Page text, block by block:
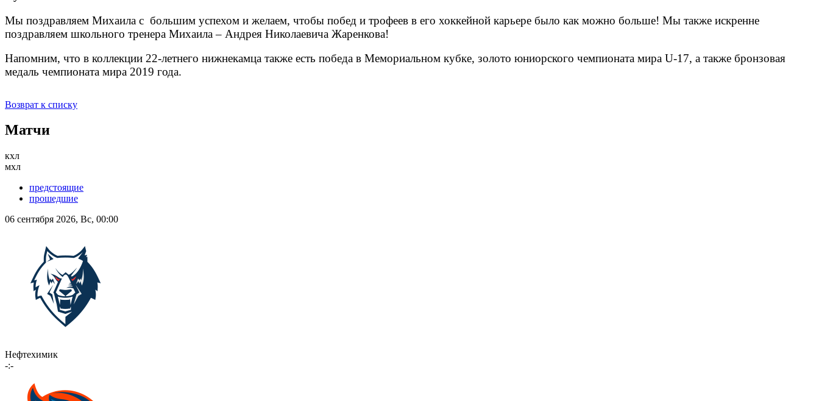
Мы поздравляем Михаила с большим успехом и желаем, чтобы побед и трофеев в его хоккейной карьере было как можно больше! Мы также искренне
поздравляем школьного тренера Михаила – Андрея Николаевича Жаренкова!
Напомним, что в коллекции 22-летнего нижнекамца также есть победа в Мемориальном кубке, золото юниорского чемпионата мира U-17, а также бронзовая
медаль чемпионата мира 2019 года.
Возврат к списку
Матчи
кхл
мхл
предстоящие
прошедшие
06 сентября 2026, Вс, 00:00
Нефтехимик
-:-